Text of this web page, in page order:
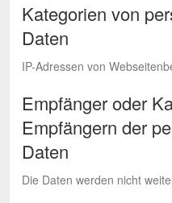
Kategorien von
Daten
IP-Adressen von
Empfänger oder
Empfängern der
Daten
Die Daten werden nicht